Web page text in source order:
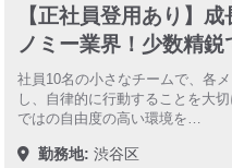
【正社員登用あり】
ノミー業界！少数精
社員10名の小さなチームで、各
し、自律的に行動することを大
ではの自由度の高い環境を…
勤務地: 渋谷区